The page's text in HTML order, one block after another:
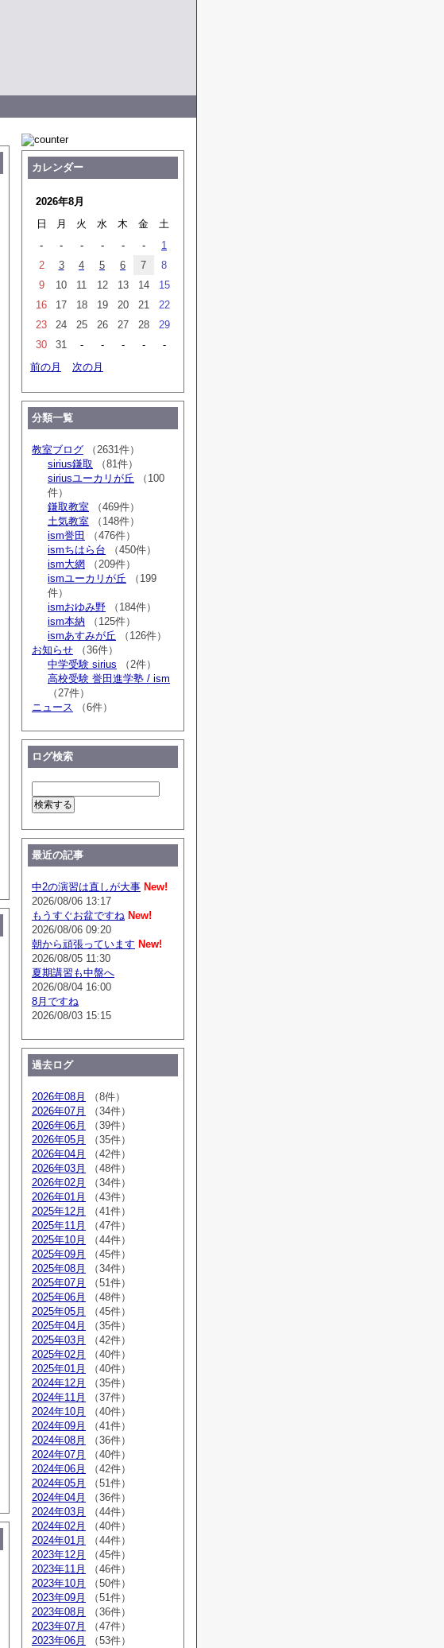
カレンダー
2026年8月
日
月 火 水 木 金
土
-
- - - - -
1
2
3 4 5 6 7
8
9
10 11 12 13 14
15
16
17 18 19 20 21
22
23
24 25 26 27 28
29
30
31 - - - -
-
前の月
次の月
分類一覧
教室ブログ （2631件）
sirius鎌取 （81件）
siriusユーカリが丘 （100
件）
鎌取教室 （469件）
土気教室 （148件）
ism誉田
（476件）
ismちはら台 （450件）
ism大網 （209件）
ismユーカリが丘 （199
件）
ismおゆみ野 （184件）
ism本納 （125件）
ismあすみが丘 （126件）
お知らせ （36件）
中学受験 sirius （2件）
高校受験 誉田進学塾 / ism
（27件）
ニュース （6件）
ログ検索
最近の記事
中2の演習は直しが大事 New!
2026/08/06 13:17
もうすぐお盆ですね New!
2026/08/06 09:20
朝から頑張っています New!
2026/08/05 11:30
夏期講習も中盤へ
2026/08/04 16:00
8月ですね
2026/08/03 15:15
過去ログ
2026年08月
（8件）
2026年07月
（34件）
2026年06月
（39件）
2026年05月
（35件）
2026年04月
（42件）
2026年03月
（48件）
2026年02月
（34件）
2026年01月
（43件）
2025年12月
（41件）
2025年11月
（47件）
2025年10月
（44件）
2025年09月
（45件）
2025年08月
（34件）
2025年07月
（51件）
2025年06月
（48件）
2025年05月
（45件）
2025年04月
（35件）
2025年03月
（42件）
2025年02月
（40件）
2025年01月
（40件）
2024年12月
（35件）
2024年11月
（37件）
2024年10月
（40件）
2024年09月
（41件）
2024年08月
（36件）
2024年07月
（40件）
2024年06月
（42件）
2024年05月
（51件）
2024年04月
（36件）
2024年03月
（44件）
2024年02月
（40件）
2024年01月
（44件）
2023年12月
（45件）
2023年11月
（46件）
2023年10月
（50件）
2023年09月
（51件）
2023年08月
（36件）
2023年07月
（47件）
2023年06月
（53件）